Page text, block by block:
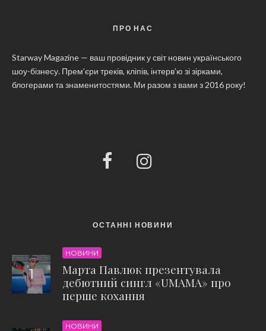
ПРО НАС
Starway Magazine — ваш провідник у світ новин українського
шоу-бізнесу. Прем’єри треків, кліпів, інтерв’ю зі зірками,
блогерами та знаменитостями. Ми разом з вами з 2016 року!
ОСТАННІ НОВИНИ
НОВИНИ
Марта Павлюк презентувала
дебютний сингл «UМАМА» про
перше кохання
НОВИНИ